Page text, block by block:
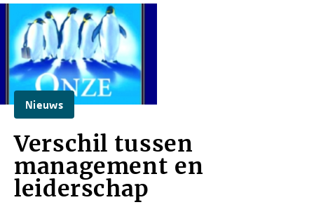
Nieuws
Verschil tussen
management en
leiderschap